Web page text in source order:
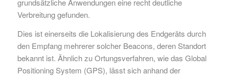
grundsätzliche Anwendungen eine recht deutliche
Verbreitung gefunden.
Dies ist einerseits die Lokalisierung des Endgeräts durch
den Empfang mehrerer solcher Beacons, deren Standort
bekannt ist. Ähnlich zu Ortungsverfahren, wie das Global
Positioning System (GPS), lässt sich anhand der